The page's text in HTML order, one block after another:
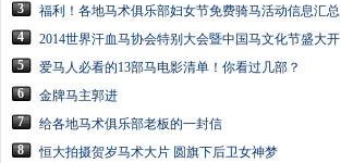
3
福利！各地马术俱乐部妇女节免费骑马活动信息汇总
4
2014世界汗血马协会特别大会暨中国马文化节盛大开
5
爱马人必看的13部马电影清单！你看过几部？
6
金牌马主郭进
7
给各地马术俱乐部老板的一封信
8
恒大拍摄贺岁马术大片 圆旗下后卫女神梦